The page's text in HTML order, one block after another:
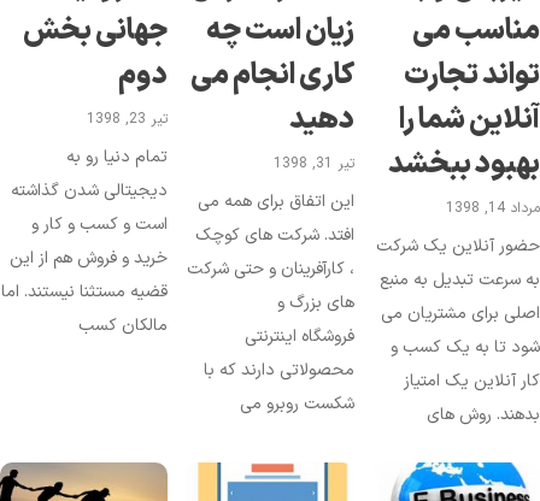
می
تجارت
شما را
ببخشد
14, 1398
آنلاین یک شرکت
سرعت تبدیل به منبع
برای مشتریان می
تا به یک کسب و
آنلاین یک امتیاز
روش های
زیان است چه
کاری انجام می
دهید
تیر 31, 1398
این اتفاق برای همه می
افتد. شرکت های کوچک
، کارآفرینان و حتی شرکت
های بزرگ و
فروشگاه اینترنتی
محصولاتی دارند که با
شکست روبرو می
جهانی بخش
دوم
تیر 23, 1398
تمام دنیا رو به
دیجیتالی شدن گذاشته
است و کسب و کار و
خرید و فروش هم از این
قضیه مستثنا نیستند. اما
مالکان کسب